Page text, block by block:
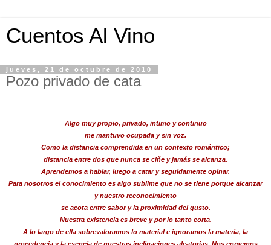
Cuentos Al Vino
jueves, 21 de octubre de 2010
Pozo privado de cata
Algo muy propio, privado, intimo y continuo
me mantuvo ocupada y sin voz.
Como la distancia comprendida en un contexto romántico;
distancia entre dos que nunca se ciñe y jamás se alcanza.
Aprendemos a hablar, luego a catar y seguidamente opinar.
Para nosotros el conocimiento es algo sublime que no se tiene porque alcanzar
y nuestro reconocimiento
se acota entre sabor y la proximidad del gusto.
Nuestra existencia es breve y por lo tanto corta.
A lo largo de ella sobrevaloramos lo material e ignoramos la materia, la